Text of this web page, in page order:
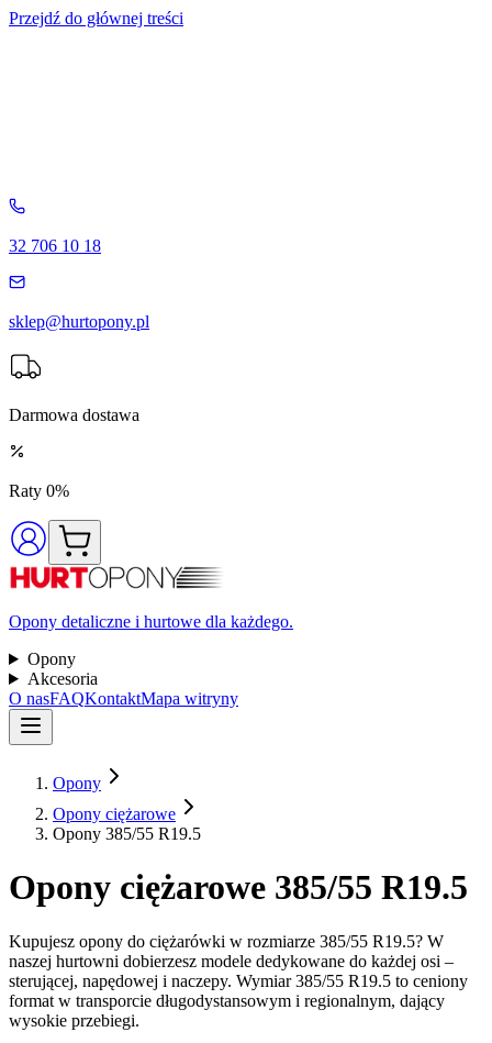
Przejdź do głównej treści
32 706 10 18
sklep@hurtopony.pl
Darmowa dostawa
Raty 0%
Opony detaliczne i hurtowe dla każdego.
Opony
Akcesoria
O nasFAQKontaktMapa witryny
Opony
Opony ciężarowe
Opony 385/55 R19.5
Opony ciężarowe 385/55 R19.5
Kupujesz opony do ciężarówki w rozmiarze 385/55 R19.5? W
naszej hurtowni dobierzesz modele dedykowane do każdej osi –
sterującej, napędowej i naczepy. Wymiar 385/55 R19.5 to ceniony
format w transporcie długodystansowym i regionalnym, dający
wysokie przebiegi.